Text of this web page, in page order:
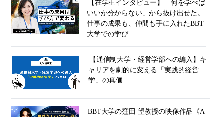
【在学生インタビュー】「何を学べば
いいか分からない」から抜け出せた。
仕事の成果も、仲間も手に入れたBBT
大学での学び
【通信制大学・経営学部への編入】キ
ャリアを劇的に変える「実践的経営
学」の真価
BBT大学の窪田 望教授の映像作品《A